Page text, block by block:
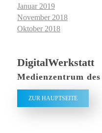
Januar 2019
November 2018
Oktober 2018
DigitalWerkstatt
Medienzentrum
ZUR HAUPTSEITE